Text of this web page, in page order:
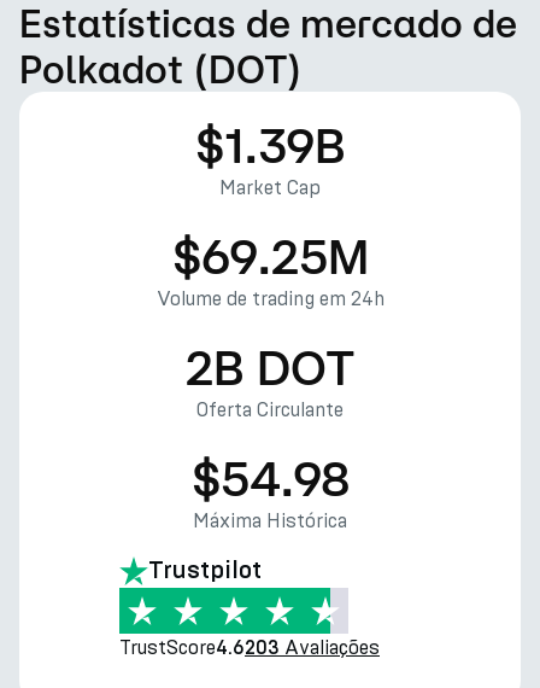
Estatísticas de mercado de
Polkadot (DOT)
$1.39B
Market Cap
$69.25M
Volume de trading em 24h
2B DOT
Oferta Circulante
$54.98
Máxima Histórica
Trustpilot
TrustScore4.6203 Avaliações